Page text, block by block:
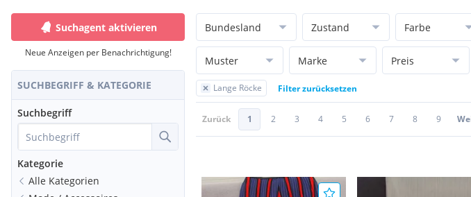
Suchagent aktivieren
Neue Anzeigen per Benachrichtigung!
SUCHBEGRIFF & KATEGORIE
Suchbegriff
Kategorie
Alle Kategorien
Bundesland Zustand Farbe
Muster Marke Preis
Lange Röcke Filter zurücksetzen
Zurück 1 2 3 4 5 6 7 8 9